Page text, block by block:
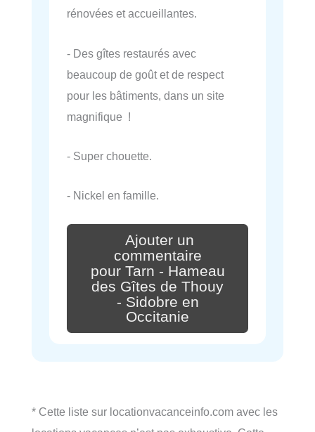
rénovées et accueillantes.
- Des gîtes restaurés avec
beaucoup de goût et de respect
pour les bâtiments, dans un site
magnifique !
- Super chouette.
- Nickel en famille.
Ajouter un
commentaire
pour Tarn - Hameau
des Gîtes de Thouy
- Sidobre en
Occitanie
* Cette liste sur locationvacanceinfo.com avec les